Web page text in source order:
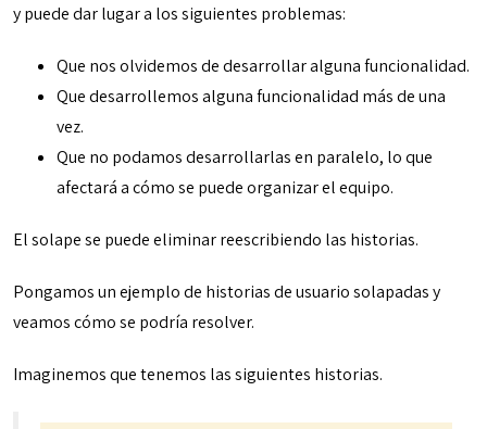
y puede dar lugar a los siguientes problemas:
Que nos olvidemos de desarrollar alguna funcionalidad.
Que desarrollemos alguna funcionalidad más de una
vez.
Que no podamos desarrollarlas en paralelo, lo que
afectará a cómo se puede organizar el equipo.
El solape se puede eliminar reescribiendo las historias.
Pongamos un ejemplo de historias de usuario solapadas y
veamos cómo se podría resolver.
Imaginemos que tenemos las siguientes historias.